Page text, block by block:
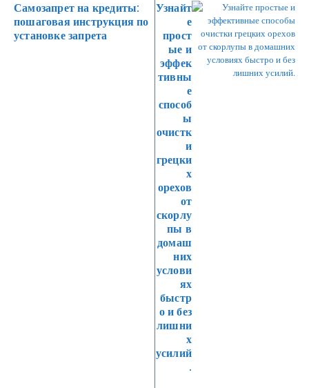
Самозапрет на кредиты:
пошаговая инструкция по
установке запрета
Узнайт
е
прост
ые и
эффек
тивны
е
способ
ы
очистк
и
грецки
х
орехов
от
скорлу
пы в
домаш
них
услови
ях
быстр
о и без
лишни
х
усилий
.